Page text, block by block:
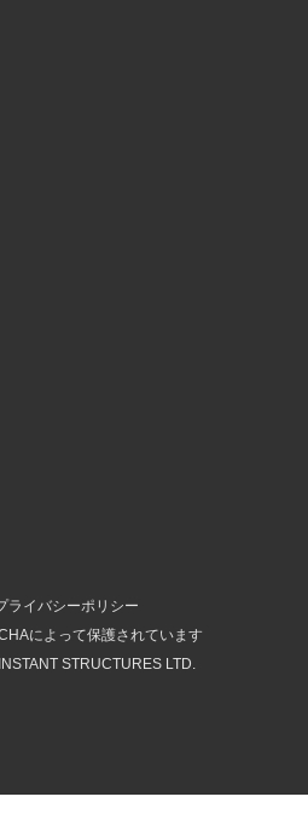
ライバシーポリシー
によって保護されています
STRUCTURES LTD.